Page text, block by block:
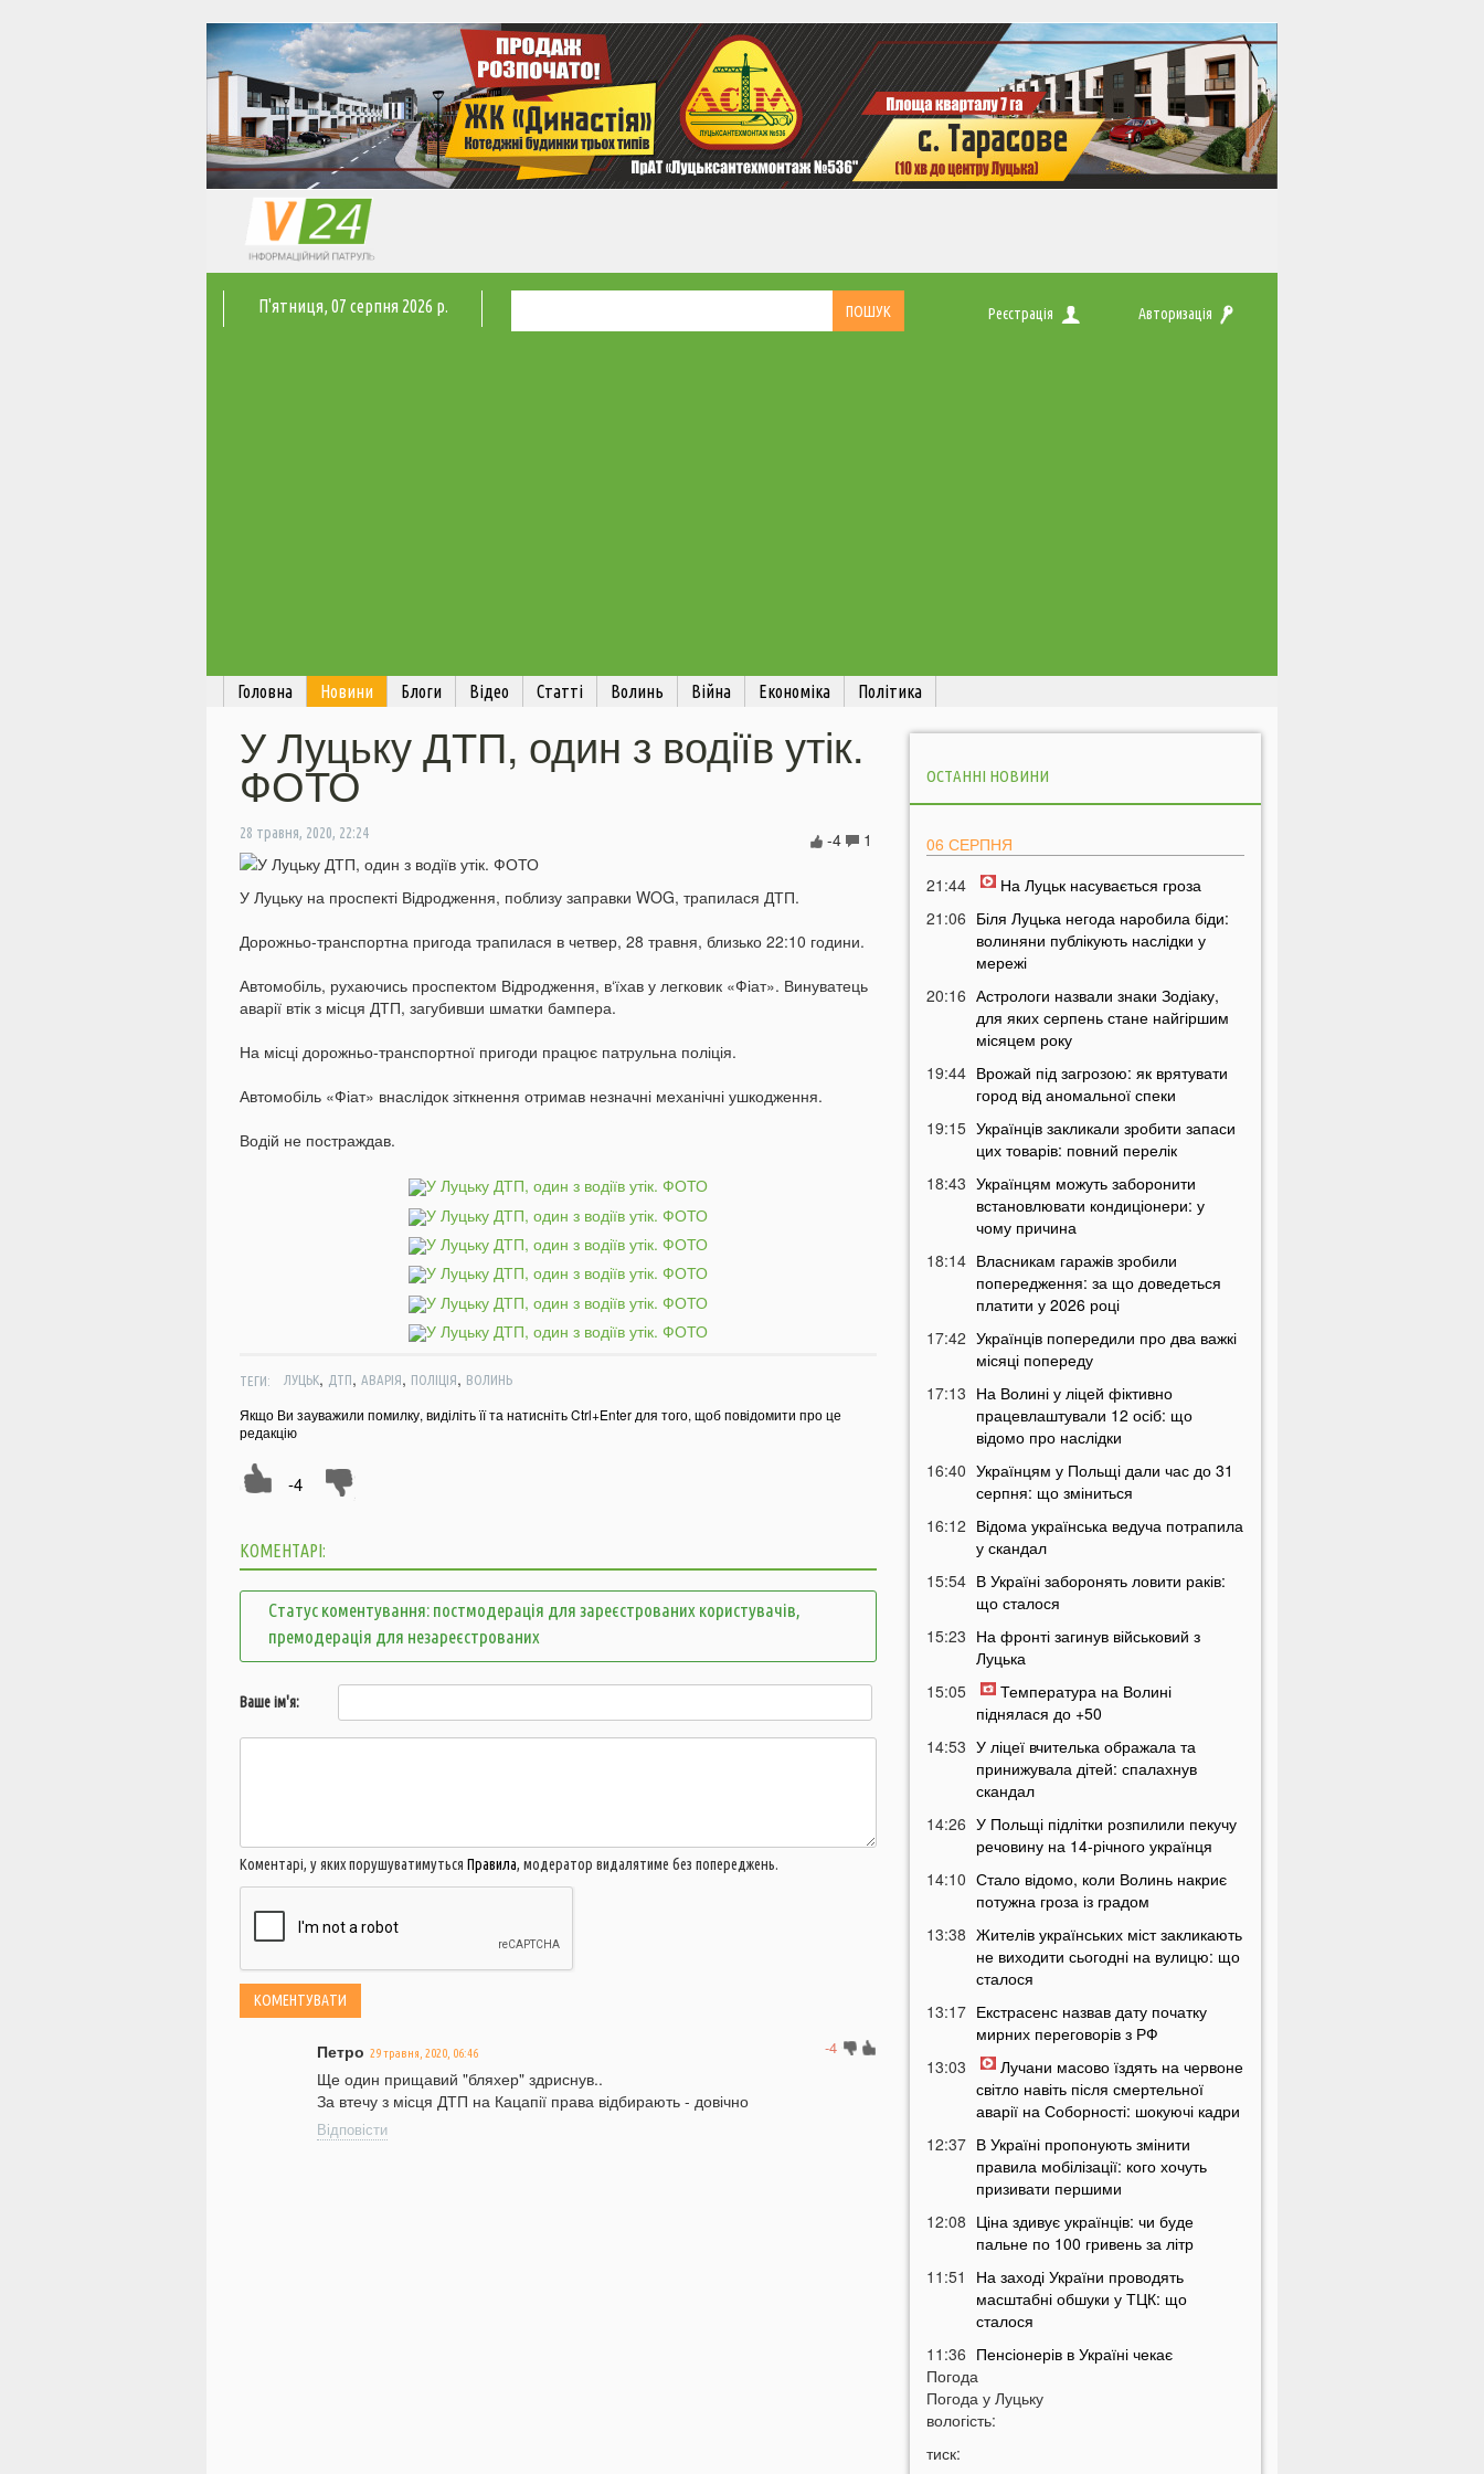
П'ятниця, 07 серпня 2026 р. Реєстрація Авторизація
Головна Новини Блоги Відео Статті Волинь Війна Економіка Політика
У Луцьку ДТП, один з водіїв утік.
ФОТО
28 травня, 2020, 22:24 1
-4
У Луцьку на проспекті Відродження, поблизу заправки WOG, трапилася ДТП.
Дорожньо-транспортна пригода трапилася в четвер, 28 травня, близько 22:10 години.
Автомобіль, рухаючись проспектом Відродження, в‘їхав у легковик «Фіат». Винуватець
аварії втік з місця ДТП, загубивши шматки бампера.
На місці дорожньо-транспортної пригоди працює патрульна поліція.
Автомобіль «Фіат» внаслідок зіткнення отримав незначні механічні ушкодження.
Водій не постраждав.
ТЕГИ: ЛУЦЬК, ДТП, АВАРІЯ, ПОЛІЦІЯ, ВОЛИНЬ
Якщо Ви зауважили помилку, виділіть її та натисніть Ctrl+Enter для того, щоб повідомити про це
редакцію
-4
КОМЕНТАРІ:
Статус коментування: постмодерація для зареєстрованих користувачів,
премодерація для незареєстрованих
Ваше ім'я:
Коментарі, у яких порушуватимуться Правила, модератор видалятиме без попереджень.
-4
Петро 29 травня, 2020, 06:46
Ще один прищавий "бляхер" здриснув..
За втечу з місця ДТП на Кацапії права відбирають - довічно
Відповісти
ОСТАННІ НОВИНИ
06 СЕРПНЯ
21:44
На Луцьк насувається гроза
21:06 Біля Луцька негода наробила біди:
волиняни публікують наслідки у
мережі
20:16 Астрологи назвали знаки Зодіаку,
для яких серпень стане найгіршим
місяцем року
19:44 Врожай під загрозою: як врятувати
город від аномальної спеки
19:15 Українців закликали зробити запаси
цих товарів: повний перелік
18:43 Українцям можуть заборонити
встановлювати кондиціонери: у
чому причина
18:14 Власникам гаражів зробили
попередження: за що доведеться
платити у 2026 році
17:42 Українців попередили про два важкі
місяці попереду
17:13 На Волині у ліцей фіктивно
працевлаштували 12 осіб: що
відомо про наслідки
16:40 Українцям у Польщі дали час до 31
серпня: що зміниться
16:12 Відома українська ведуча потрапила
у скандал
15:54 В Україні заборонять ловити раків:
що сталося
15:23 На фронті загинув військовий з
Луцька
15:05
Температура на Волині
піднялася до +50
14:53 У ліцеї вчителька ображала та
принижувала дітей: спалахнув
скандал
14:26 У Польщі підлітки розпилили пекучу
речовину на 14-річного українця
14:10 Стало відомо, коли Волинь накриє
потужна гроза із градом
13:38 Жителів українських міст закликають
не виходити сьогодні на вулицю: що
сталося
13:17 Екстрасенс назвав дату початку
мирних переговорів з РФ
13:03
Лучани масово їздять на червоне
світло навіть після смертельної
аварії на Соборності: шокуючі кадри
12:37 В Україні пропонують змінити
правила мобілізації: кого хочуть
призивати першими
12:08 Ціна здивує українців: чи буде
пальне по 100 гривень за літр
11:51
На заході України проводять
масштабні обшуки у ТЦК: що
сталося
11:36 Пенсіонерів в Україні чекає
масштабна перевірка: кого це
торкнеться
11:07 Україну накриє потужна магнітна
Погода
Погода у Луцьку
вологість:
тиск: